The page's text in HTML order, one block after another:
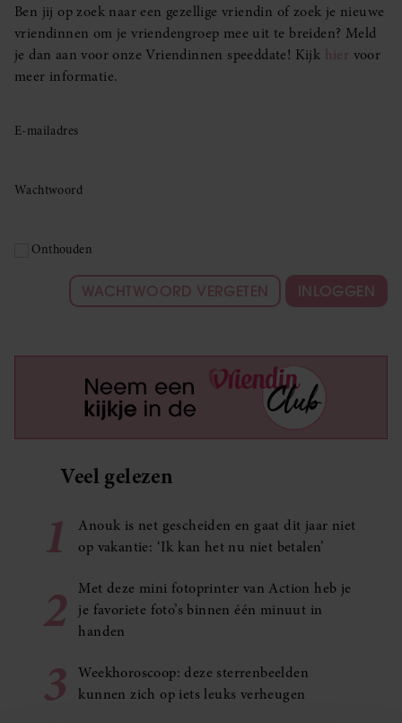
Ben jij op zoek naar een gezellige vriendin of zoek je nieuwe
vriendinnen om je vriendengroep mee uit te breiden? Meld
je dan aan voor onze Vriendinnen speeddate! Kijk hier voor
meer informatie.
E-mailadres
Wachtwoord
Onthouden
WACHTWOORD VERGETEN INLOGGEN
Veel gelezen
1
Anouk is net gescheiden en gaat dit jaar niet
op vakantie: ‘Ik kan het nu niet betalen’
2
Met deze mini fotoprinter van Action heb je
je favoriete foto’s binnen één minuut in
handen
3
Weekhoroscoop: deze sterrenbeelden
kunnen zich op iets leuks verheugen